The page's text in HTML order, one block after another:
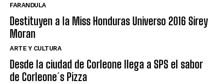
FARANDULA
Destituyen a la Miss Honduras Universo 2016 Sirey
Moran
ARTE Y CULTURA
Desde la ciudad de Corleone llega a SPS el sabor
de Corleone´s Pizza